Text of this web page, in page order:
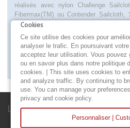
réalisés avec nylon Challenge
Fibermax(TM) ou Contender
temps, pour les allures lofées et
Spi de largue, destinée aux allures
grammage lourd. Spi lourd de
destinée aux allures abattues avec
de programme, côtier ou hauturier, elle
voilier en croisière comme en régate.
Lettre d'informations
Cookies
Ce site utilise des cookies pour
analyser le trafic. En poursuivant
acceptez leur utilisation. Vous pouvez
ou en savoir plus dans notre politique
cookies. | This site uses cookies to
and analyze traffic. By continuing to
use. You can manage your
privacy and cookie policy.
Personnaliser |